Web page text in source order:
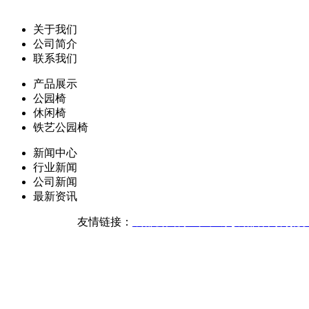
关于我们
公司简介
联系我们
产品展示
公园椅
休闲椅
铁艺公园椅
新闻中心
行业新闻
公司新闻
最新资讯
友情链接：